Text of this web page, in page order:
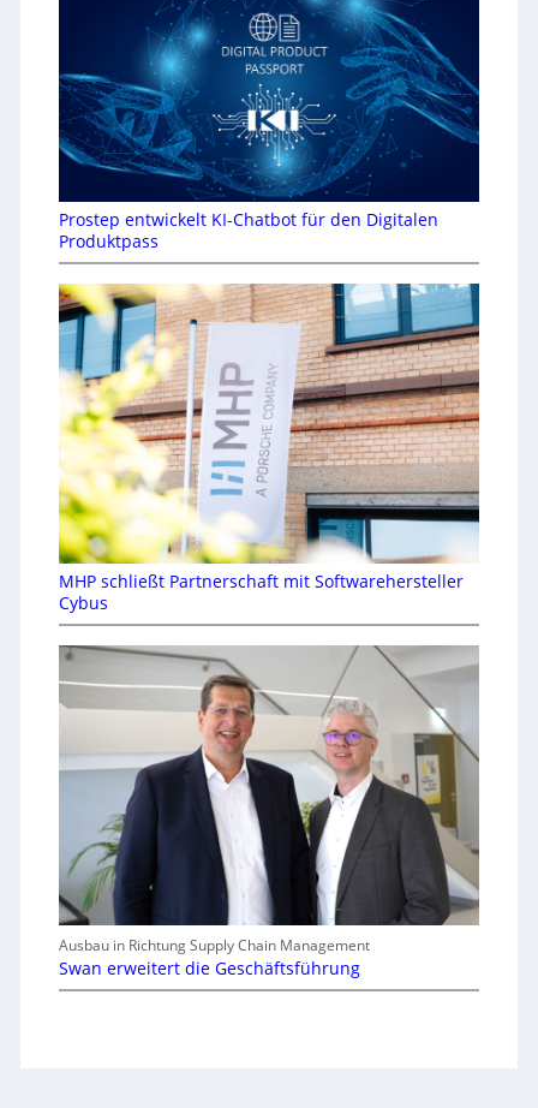
Prostep entwickelt KI-Chatbot für den Digitalen
Produktpass
MHP schließt Partnerschaft mit Softwarehersteller
Cybus
Ausbau in Richtung Supply Chain Management
Swan erweitert die Geschäftsführung